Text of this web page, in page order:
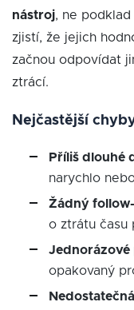
nástroj, ne
zjistí, že jejich
začnou odpovídat
ztrácí.
Nejčastější
Příliš dlouhé
narychlo
Žádný
o ztrátu času
Jednorázové
opakovaný